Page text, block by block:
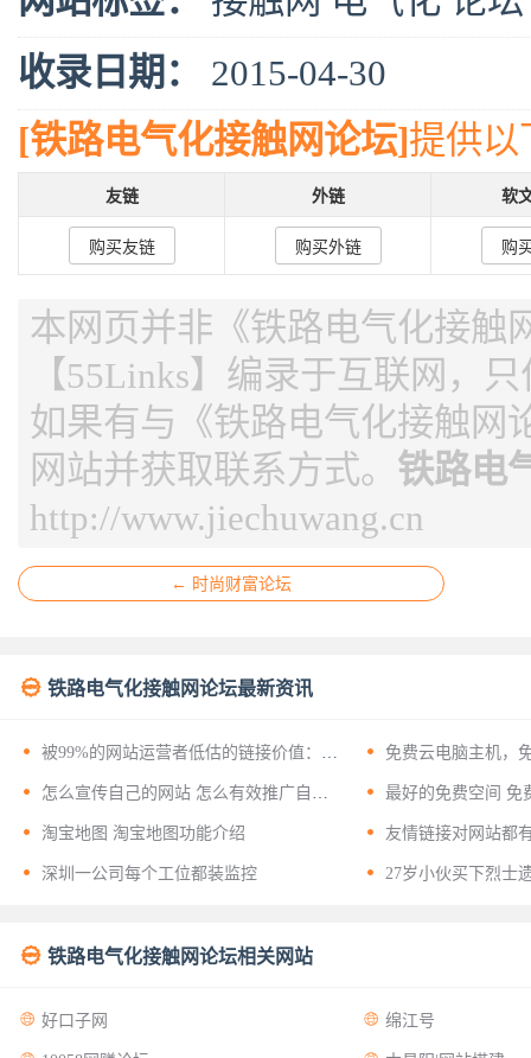
收录日期：
2015-04-30
[铁路电气化接触网论坛]提供以
友链 外链 软
购买友链 购买外链 购
本网页并非《铁路电气化接触
【55Links】编录于互联网，
如果有与《铁路电气化接触网
网站并获取联系方式。 铁路电
http://www.jiechuwang.cn
← 时尚财富论坛
 铁路电气化接触网论坛最新资讯
 被99%的网站运营者低估的链接价值：揭
开友情链接背后的十二层战略意义
 免费云电脑主机，
 怎么宣传自己的网站 怎么有效推广自己
的网站？
 最好的免费空间 免
 淘宝地图 淘宝地图功能介绍  友情链接对网站都
 深圳一公司每个工位都装监控  27岁小伙买下烈士
 铁路电气化接触网论坛相关网站
 好口子网  绵江号